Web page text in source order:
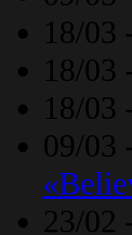
18/03
18/03
18/03
09/03
23/02